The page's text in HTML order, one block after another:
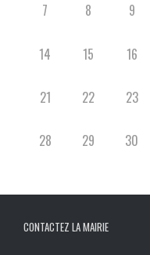
7 8 9
14 15 16
21 22 23
28 29 30
CONTACTEZ LA MAIRIE